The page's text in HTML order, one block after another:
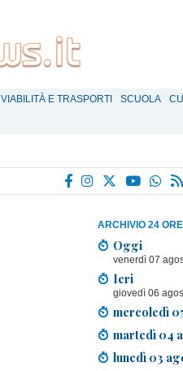
VIABILITÀ E TRASPORTI SCUOLA
ARCHIVIO 24 ORE
Oggi
venerdì 07
Ieri
giovedì 06
mercoledì
martedì 04
lunedì 03